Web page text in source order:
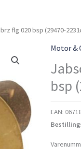
flg 020 bsp (29470-
Motor &
bsp
EAN: